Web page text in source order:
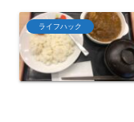
ライフハック